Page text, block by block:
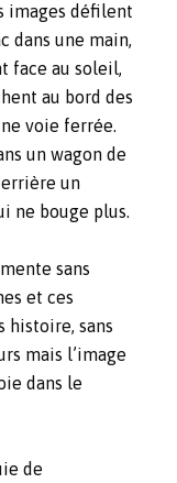
images défilent
dans une main,
face au soleil,
au bord des
voie ferrée.
un wagon de
un
ne bouge plus.
sans
et ces
histoire, sans
mais l’image
dans le
de